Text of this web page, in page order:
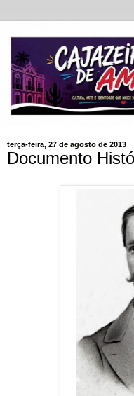
terça-feira, 27 de agosto de 2013
Documento